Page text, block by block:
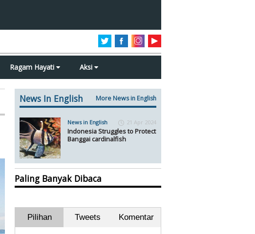
Ragam Hayati Aksi
News In English More News in English
News in English 21 Apr 2024
Indonesia Struggles to Protect
Banggai cardinalfish
Paling Banyak Dibaca
Pilihan Tweets Komentar